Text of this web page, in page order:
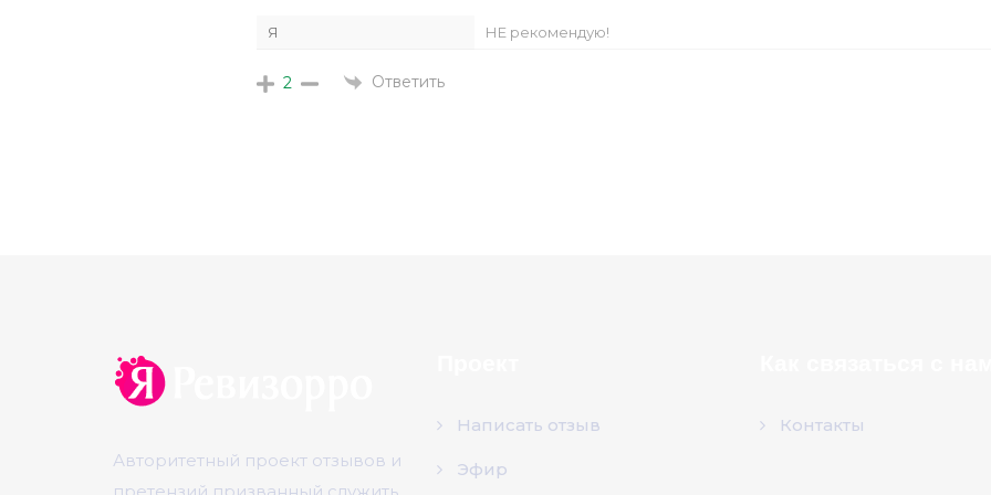
Я НЕ рекомендую!
2 Ответить
Авторитетный проект отзывов и
Написать отзыв
Эфир
Контакты